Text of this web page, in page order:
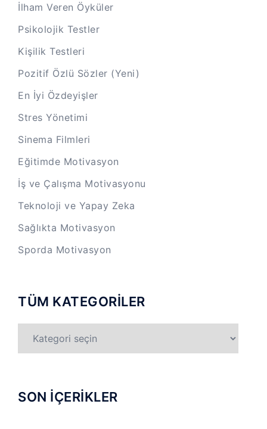
İlham Veren Öyküler
Psikolojik Testler
Kişilik Testleri
Pozitif Özlü Sözler (Yeni)
En İyi Özdeyişler
Stres Yönetimi
Sinema Filmleri
Eğitimde Motivasyon
İş ve Çalışma Motivasyonu
Teknoloji ve Yapay Zeka
Sağlıkta Motivasyon
Sporda Motivasyon
TÜM KATEGORİLER
KATEGORİLER
SON İÇERİKLER